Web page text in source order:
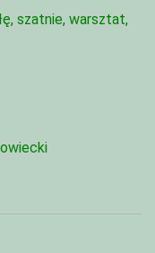
szatnie, warsztat,